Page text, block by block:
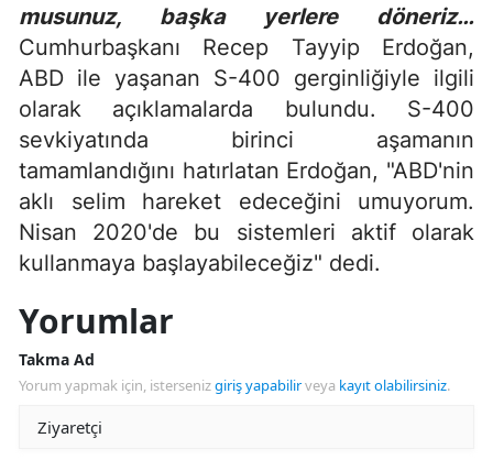
musunuz, başka yerlere döneriz…
Cumhurbaşkanı Recep Tayyip Erdoğan,
ABD ile yaşanan S-400 gerginliğiyle ilgili
olarak açıklamalarda bulundu. S-400
sevkiyatında birinci aşamanın
tamamlandığını hatırlatan Erdoğan, "ABD'nin
aklı selim hareket edeceğini umuyorum.
Nisan 2020'de bu sistemleri aktif olarak
kullanmaya başlayabileceğiz" dedi.
Yorumlar
Takma Ad
Yorum yapmak için, istersenizgiriş yapabilirveya kayıt olabilirsiniz.